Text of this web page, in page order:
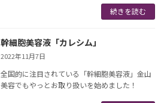
続きを読む
幹細胞美容液「カレシム」
2022年11月7日
全国的に注目されている「幹細胞美容液」金山
美容でもやっとお取り扱いを始めました！